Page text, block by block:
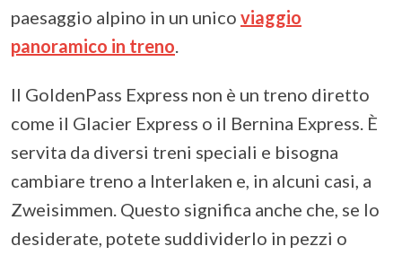
paesaggio alpino in un unico viaggio
panoramico in treno
Il GoldenPass Express non è un treno diretto
come il Glacier Express o il Bernina Express. È
servita da diversi treni speciali e bisogna
cambiare treno a Interlaken e, in alcuni casi, a
Zweisimmen. Questo significa anche che, se lo
desiderate, potete suddividerlo in pezzi o